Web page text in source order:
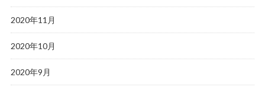
2020年11月
2020年10月
2020年9月